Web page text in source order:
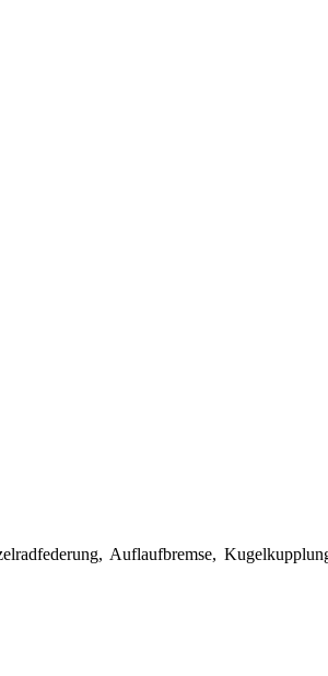
Auflaufbremse,